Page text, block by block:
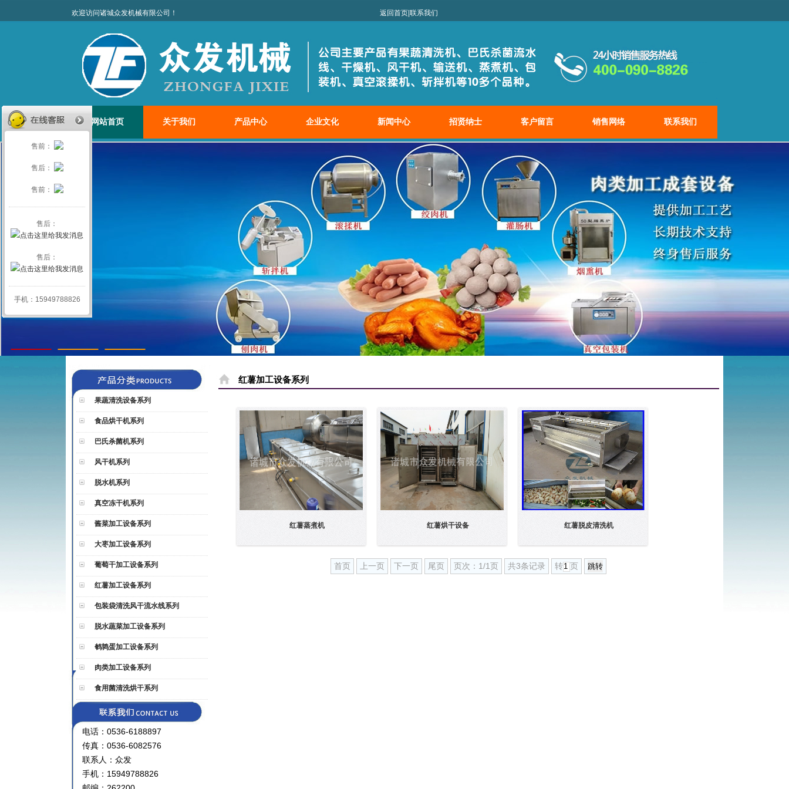
售前：
售后：
售前：
售后：
售后：
手机：15949788826
欢迎访问诸城众发机械有限公司！ 返回首页 联系我们
网站首页 关于我们 产品中心 企业文化 新闻中心 招贤纳士 客户留言 销售网络 联系我们
1 2 3
果蔬清洗设备系列
食品烘干机系列
巴氏杀菌机系列
风干机系列
脱水机系列
真空冻干机系列
酱菜加工设备系列
大枣加工设备系列
葡萄干加工设备系列
红薯加工设备系列
包装袋清洗风干流水线系列
脱水蔬菜加工设备系列
鹌鹑蛋加工设备系列
肉类加工设备系列
食用菌清洗烘干系列
电话：0536-6188897
传真：0536-6082576
联系人：众发
手机：15949788826
红薯加工设备系列
红薯蒸煮机 红薯烘干设备 红薯脱皮清洗机
首页 上一页 下一页 尾页 页次：1/1页 共3条记录 转 页